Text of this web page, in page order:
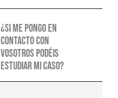
¿Si me pongo en
contacto con
vosotros podéis
estudiar mi caso?